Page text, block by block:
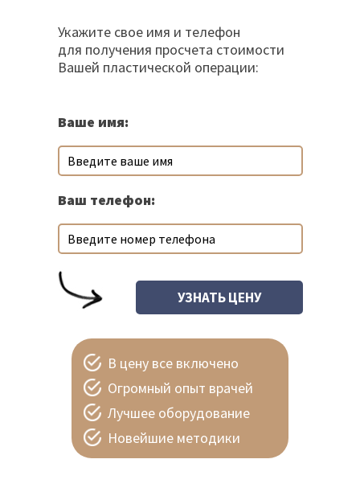
Укажите свое имя и телефон
для получения просчета стоимости
Вашей пластической операции:
Ваше имя:
Ваш телефон:
В цену все включено
Огромный опыт врачей
Лучшее оборудование
Новейшие методики